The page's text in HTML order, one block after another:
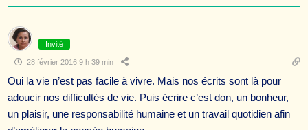
Invité
28 février 2016 9 h 39 min
Oui la vie n’est pas facile à vivre. Mais nos écrits sont là pour
adoucir nos difficultés de vie. Puis écrire c’est don, un bonheur,
un plaisir, une responsabilité humaine et un travail quotidien afin